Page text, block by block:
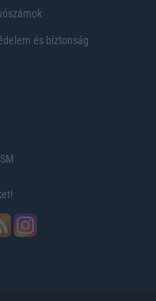
és biztonság